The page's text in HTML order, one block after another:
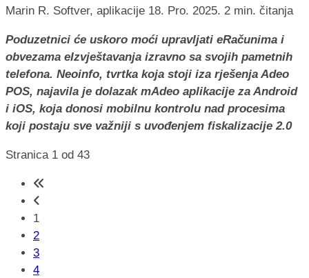
Marin R. Softver, aplikacije 18. Pro. 2025. 2 min. čitanja
Poduzetnici će uskoro moći upravljati eRačunima i
obvezama eIzvještavanja izravno sa svojih pametnih
telefona. Neoinfo, tvrtka koja stoji iza rješenja Adeo
POS, najavila je dolazak mAdeo aplikacije za Android
i iOS, koja donosi mobilnu kontrolu nad procesima
koji postaju sve važniji s uvođenjem fiskalizacije 2.0
Stranica 1 od 43
1
2
3
4